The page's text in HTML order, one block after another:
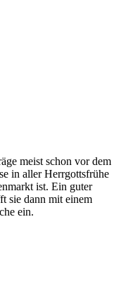
meist schon vor dem
in aller Herr­gotts­frü­he
ist. Ein guter
sie dann mit einem
ein.